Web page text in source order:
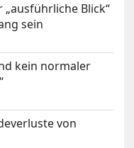
„ausführliche Blick“
sein
kein normaler
von